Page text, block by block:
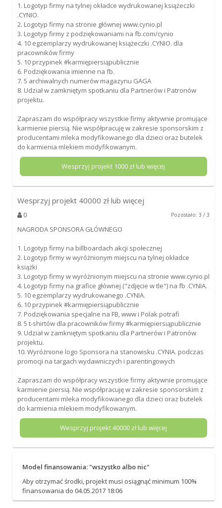
1. Logotyp firmy na tylnej okładce wydrukowanej książeczki
.CYNIO.
2. Logotyp firmy na stronie głównej www.cynio.pl
3. Logotyp firmy z podziękowaniami na fb.com/cynio
4. 10 egzemplarzy wydrukowanej książeczki .CYNIO. dla
pracowników firmy
5. 10 przypinek #karmiępiersiąpublicznie
6. Podziękowania imienne na fb.
7. 5 archiwalnych numerów magazynu GAGA
8. Udział w zamkniętym spotkaniu dla Partnerów i Patronów
projektu.
Zapraszam do współpracy wszystkie firmy aktywnie promujące
karmienie piersią. Nie współpracuję w zakresie sponsorskim z
producentami mleka modyfikowanego dla dzieci oraz butelek
do karmienia mlekiem modyfikowanym.
Wesprzyj projekt 1000 zł lub więcej
Wesprzyj projekt 40000 zł lub więcej
0 Pozostało: 3 / 3
NAGRODA SPONSORA GŁÓWNEGO
1. Logotyp firmy na billboardach akcji społecznej
2. Logotyp firmy w wyróżnionym miejscu na tylnej okładce
książki
3. Logotyp firmy w wyróżnionym miejscu na stronie www.cynio.pl
4. Logotyp firmy na grafice głównej ("zdjęcie w tle") na fb .CYNIA.
5. 10 egzemplarzy wydrukowanego .CYNIA.
6. 10 przypinek #karmiępiersiąpublicznie
7. Podziękowania specjalne na FB, www i Polak potrafi
8. 5 t-shirtów dla pracowników firmy #karmiępiersiąpublicznie
9. Udział w zamkniętym spotkaniu dla Partnerów i Patronów
projektu.
10. Wyróżnione logo Sponsora na stanowisku .CYNIA. podczas
promocji na targach wydawniczych i parentingowych
Zapraszam do współpracy wszystkie firmy aktywnie promujące
karmienie piersią. Nie współpracuję w zakresie sponsorskim z
producentami mleka modyfikowanego dla dzieci oraz butelek
do karmienia mlekiem modyfikowanym.
Wesprzyj projekt40000zł lub więcej
Model finansowania: "wszystko albo nic"
Aby otrzymać środki, projekt musi osiągnąć minimum 100%
finansowania do 04.05.2017 18:06